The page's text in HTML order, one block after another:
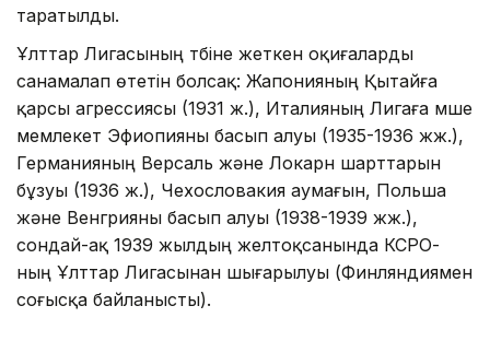
таратылды.
Ұлттар Лигасының түбіне жеткен оқиғаларды
санамалап өтетін болсақ: Жапонияның Қытайға
қарсы агрессиясы (1931 ж.), Италияның Лигаға мүше
мемлекет Эфиопияны басып алуы (1935-1936 жж.),
Германияның Версаль және Локарн шарттарын
бұзуы (1936 ж.), Чехословакия аумағын, Польша
және Венгрияны басып алуы (1938-1939 жж.),
сондай-ақ 1939 жылдың желтоқсанында КСРО-
ның Ұлттар Лигасынан шығарылуы (Финляндиямен
соғысқа байланысты).